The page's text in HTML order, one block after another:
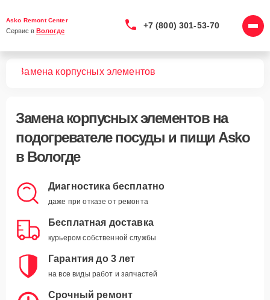
Asko Remont Center
Сервис в Вологде
+7 (800) 301-53-70
Замена корпусных элементов
Замена корпусных элементовна
подогревателе посуды и пищи Asko
в Вологде
Диагностика бесплатно
даже при отказе от ремонта
Бесплатная доставка
курьером собственной службы
Гарантия до 3 лет
на все виды работ и запчастей
Срочный ремонт